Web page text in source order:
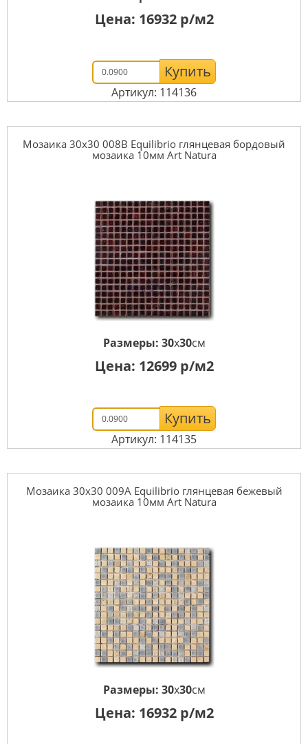
Цена: 16932р/м2
Купить
Артикул: 114136
Мозаика 30x30 008B Equilibrio глянцевая бордовый
мозаика 10мм Art Natura
Размеры: 30x30см
Цена: 12699р/м2
Купить
Артикул: 114135
Мозаика 30x30 009A Equilibrio глянцевая бежевый
мозаика 10мм Art Natura
Размеры: 30x30см
Цена: 16932р/м2